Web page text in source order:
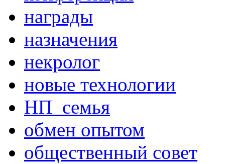
награды
назначения
некролог
новые технологии
НП_семья
обмен опытом
общественный совет